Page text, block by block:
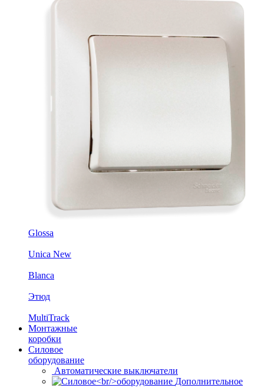
Glossa
Unica New
Blanca
Этюд
MultiTrack
Монтажные
коробки
Силовое
оборудование
Автоматические выключатели
Дополнительное